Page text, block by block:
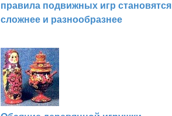
правила подвижных игр становятся
сложнее и разнообразнее